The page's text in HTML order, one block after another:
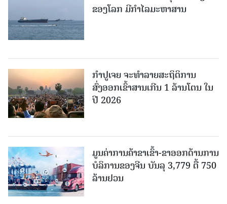
ຂອງໂລກ ມີກຳໄລມະຫາສານ
ກຳປູເຈຍ ຈະທຳລາຍສະຖິຕິການ
ສົ່ງອອກເຂົ້າສານເກີນ 1 ລ້ານໂຕນ ໃນ
ປີ 2026
ມູນຄ່າການຄ້າຂາເຂົ້າ-ຂາອອກດ້ານການ
ບໍລິການຂອງຈີນ ບັນລຸ 3,779 ຕື້ 750
ລ້ານຢວນ